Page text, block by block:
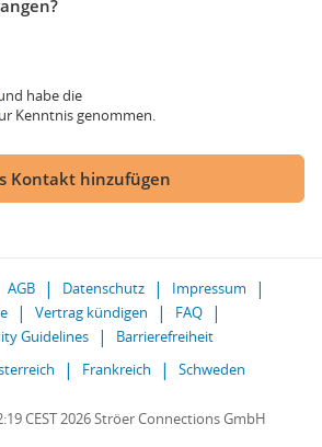
habe die
Kenntnis genommen.
Kontakt hinzufügen
AGB Datenschutz
Impressum
Vertrag kündigen
FAQ
Guidelines
Barrierefreiheit
Frankreich Schweden
CEST 2026 Ströer Connections GmbH